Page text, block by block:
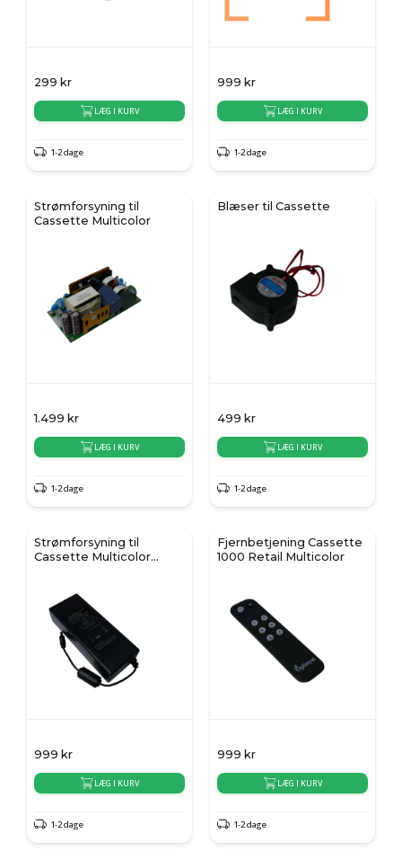
299 kr
LÆG I KURV
1-2 dage
999 kr
LÆG I KURV
1-2 dage
Strømforsyning til
Cassette Multicolor
1.499 kr
LÆG I KURV
1-2 dage
Blæser til Cassette
499 kr
LÆG I KURV
1-2 dage
Strømforsyning til
Cassette Multicolor
999 kr
LÆG I KURV
1-2 dage
Fjernbetjening Cassette
1000 Retail Multicolor
999 kr
LÆG I KURV
1-2 dage